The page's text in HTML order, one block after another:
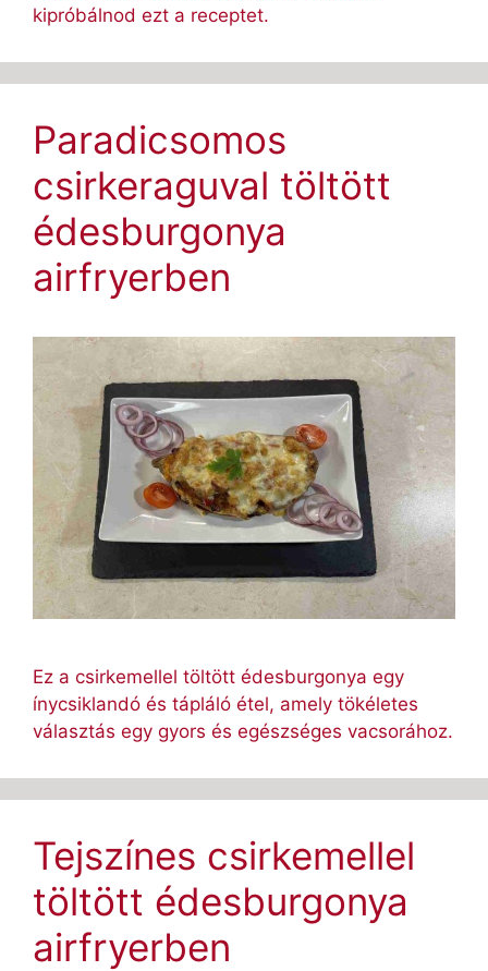
kipróbálnod ezt a receptet.
Paradicsomos
csirkeraguval töltött
édesburgonya
airfryerben
Ez a csirkemellel töltött édesburgonya egy
ínycsiklandó és tápláló étel, amely tökéletes
választás egy gyors és egészséges vacsorához.
Tejszínes csirkemellel
töltött édesburgonya
airfryerben